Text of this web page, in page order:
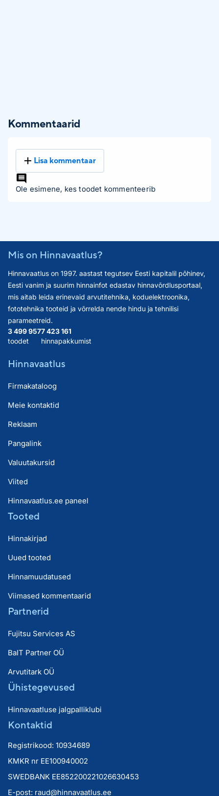
Kommentaarid
Lisa kommentaar
Ole esimene, kes toodet kommenteerib
Mis on Hinnavaatlus?
Hinnavaatlus on 1997. aastast tegutsev Eesti kapitalil põhinev,
Eesti vanim ja suurim hinnainfot edastav hinnavõrdlusportaal,
mis aitab leida erinevaid arvutitehnika, koduelektroonika,
fototehnika tooteid ja võrrelda nende hindu ja tehnilisi
parameetreid.
3 499 957
toodet
7 423 161
hinnapakkumist
Hinnavaatlus
Firmakataloog
Meie kontaktid
Reklaam
Pangalink
Valuutakursid
Viited
Hinnavaatlus.ee paneel
Tooted
Hinnakirjad
Uued tooted
Hinnamuudatused
Viimased kommentaarid
Partnerid
Fujitsu Services AS
BaIT Partner OÜ
Arvutitark OÜ
Ühistegevused
Hinnavaatluse jalgpalliklubi
Kontaktid
Registrikood: 10934689
KMKR nr EE100940002
SWEDBANK EE852200221026630453
E-post: raud@hinnavaatlus.ee